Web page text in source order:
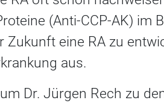
(Anti-CCP-AK) im
Zukunft eine RA zu
aus.
Dr. Jürgen Rech zu